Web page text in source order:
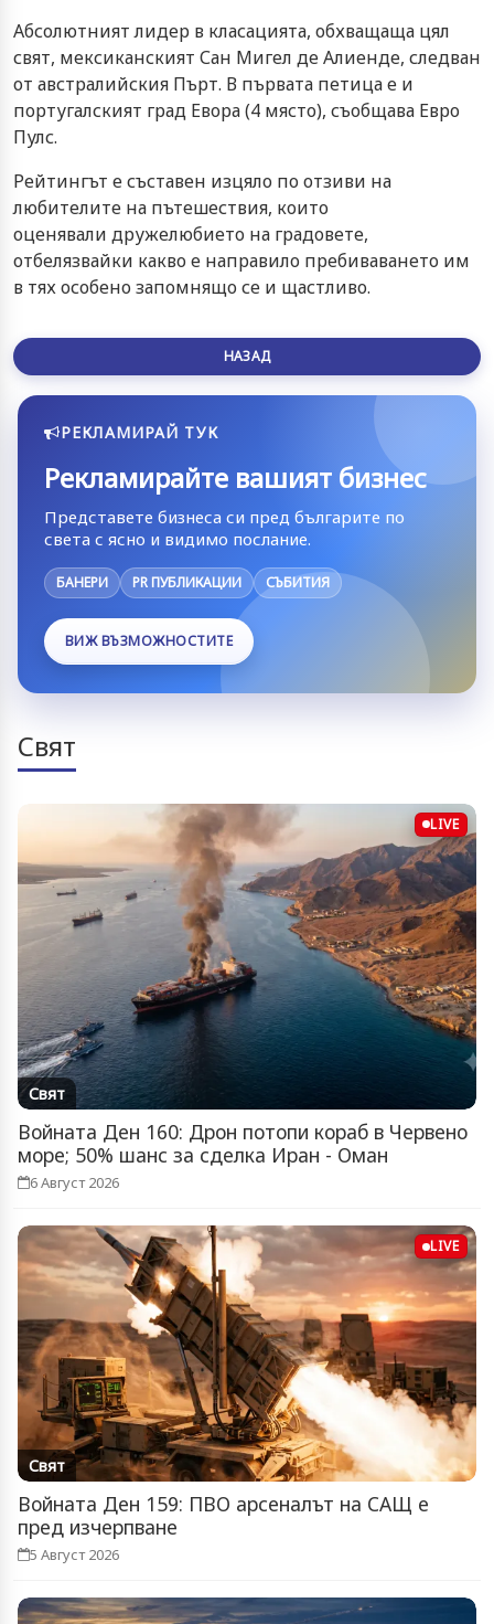
Абсолютният лидер в класацията, обхващаща цял
свят, мексиканският Сан Мигел де Алиенде, следван
от австралийския Пърт. В първата петица е и
португалският град Евора (4 място), съобщава Евро
Пулс.
Рейтингът е съставен изцяло по отзиви на
любителите на пътешествия, които
оценявали дружелюбието на градовете,
отбелязвайки какво е направило пребиваването им
в тях особено запомнящо се и щастливо.
НАЗАД
РЕКЛАМИРАЙ ТУК
Рекламирайте вашият бизнес
Представете бизнеса си пред българите по
света с ясно и видимо послание.
БАНЕРИ PR ПУБЛИКАЦИИ СЪБИТИЯ
ВИЖ ВЪЗМОЖНОСТИТЕ
Свят
LIVE
Свят
Войната Ден 160: Дрон потопи кораб в Червено
море; 50% шанс за сделка Иран - Оман
6 Август 2026
LIVE
Свят
Войната Ден 159: ПВО арсеналът на САЩ е
пред изчерпване
5 Август 2026